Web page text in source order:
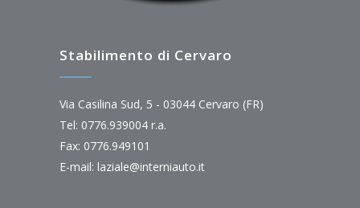
Stabilimento di Cervaro
Via Casilina Sud, 5 - 03044 Cervaro (FR)
Tel: 0776.939004 r.a.
Fax: 0776.949101
E-mail: laziale@interniauto.it